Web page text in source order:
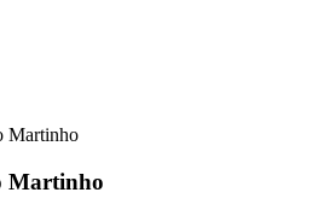
Martinho
Martinho